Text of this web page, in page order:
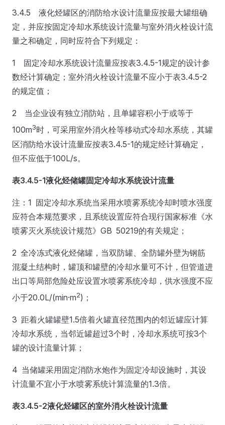
3.4.5 液化烃罐区的消防给水设计流量应按最大罐组确
定，并应按固定冷却水系统设计流量与室外消火栓设计流
量之和确定，同时应符合下列规定：
1 固定冷却水系统设计流量应按表3.4.5-1规定的设计参
数经计算确定；室外消火栓设计流量不应小于表3.4.5-2
的规定值；
2 当企业设有独立消防站，且单罐容积小于或等于
100m3时，可采用室外消火栓等移动式冷却水系统，其罐
区消防给水设计流量应按表3.4.5-1的规定经计算确定，
但不应低于100L/s。
表3.4.5-1液化烃储罐固定冷却水系统设计流量
注：1 固定冷却水系统当采用水喷雾系统冷却时喷水强度
应符合本规范要求，且系统设置应符合现行国家标准《水
喷雾灭火系统设计规范》GB 50219的有关规定；
2 全冷冻式液化烃储罐，当双防罐、全防罐外壁为钢筋
混凝土结构时，罐顶和罐壁的冷却水量可不计，但管道进
出口等局部危险处应设置水喷雾系统冷却，供水强度不应
小于20.0L/(min·m2)；
3 距着火罐罐壁1.5倍着火罐直径范围内的邻近罐应计算
冷却水系统，当邻近罐超过3个时，冷却水系统可按3个
罐的设计流量计算；
4 当储罐采用固定消防水炮作为固定冷却设施时，其设
计流量不宜小于水喷雾系统计算流量的1.3倍。
表3.4.5-2液化烃罐区的室外消火栓设计流量